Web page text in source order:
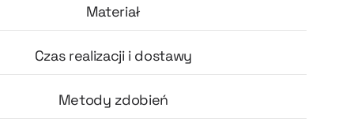
Materiał
Czas realizacji i dostawy
Metody zdobień